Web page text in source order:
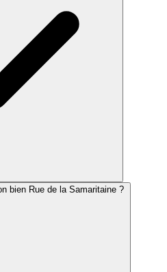
bien Rue de la Samaritaine ?